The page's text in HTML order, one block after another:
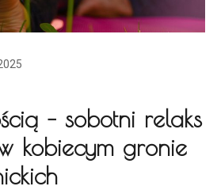
– sobotni relaks
kobiecym gronie